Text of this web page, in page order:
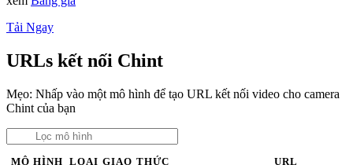
Tải Ngay
URLs kết nối Chint
Mẹo: Nhấp vào một mô hình để tạo URL kết nối video cho camera
Chint của bạn
MÔ HÌNH LOẠI GIAO THỨC URL